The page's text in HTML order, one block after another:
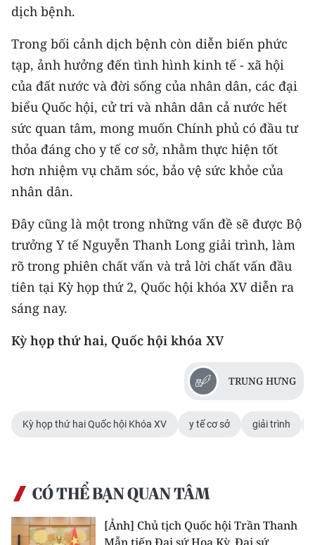
dịch bệnh.
Trong bối cảnh dịch bệnh còn diễn biến phức
tạp, ảnh hưởng đến tình hình kinh tế - xã hội
của đất nước và đời sống của nhân dân, các đại
biểu Quốc hội, cử tri và nhân dân cả nước hết
sức quan tâm, mong muốn Chính phủ có đầu tư
thỏa đáng cho y tế cơ sở, nhằm thực hiện tốt
hơn nhiệm vụ chăm sóc, bảo vệ sức khỏe của
nhân dân.
Đây cũng là một trong những vấn đề sẽ được Bộ
trưởng Y tế Nguyễn Thanh Long giải trình, làm
rõ trong phiên chất vấn và trả lời chất vấn đầu
tiên tại Kỳ họp thứ 2, Quốc hội khóa XV diễn ra
sáng nay.
Kỳ họp thứ hai, Quốc hội khóa XV
TRUNG HƯNG
Kỳ họp thứ hai Quốc hội Khóa XV y tế cơ sở giải trình
CÓ THỂ BẠN QUAN TÂM
[Ảnh] Chủ tịch Quốc hội Trần Thanh